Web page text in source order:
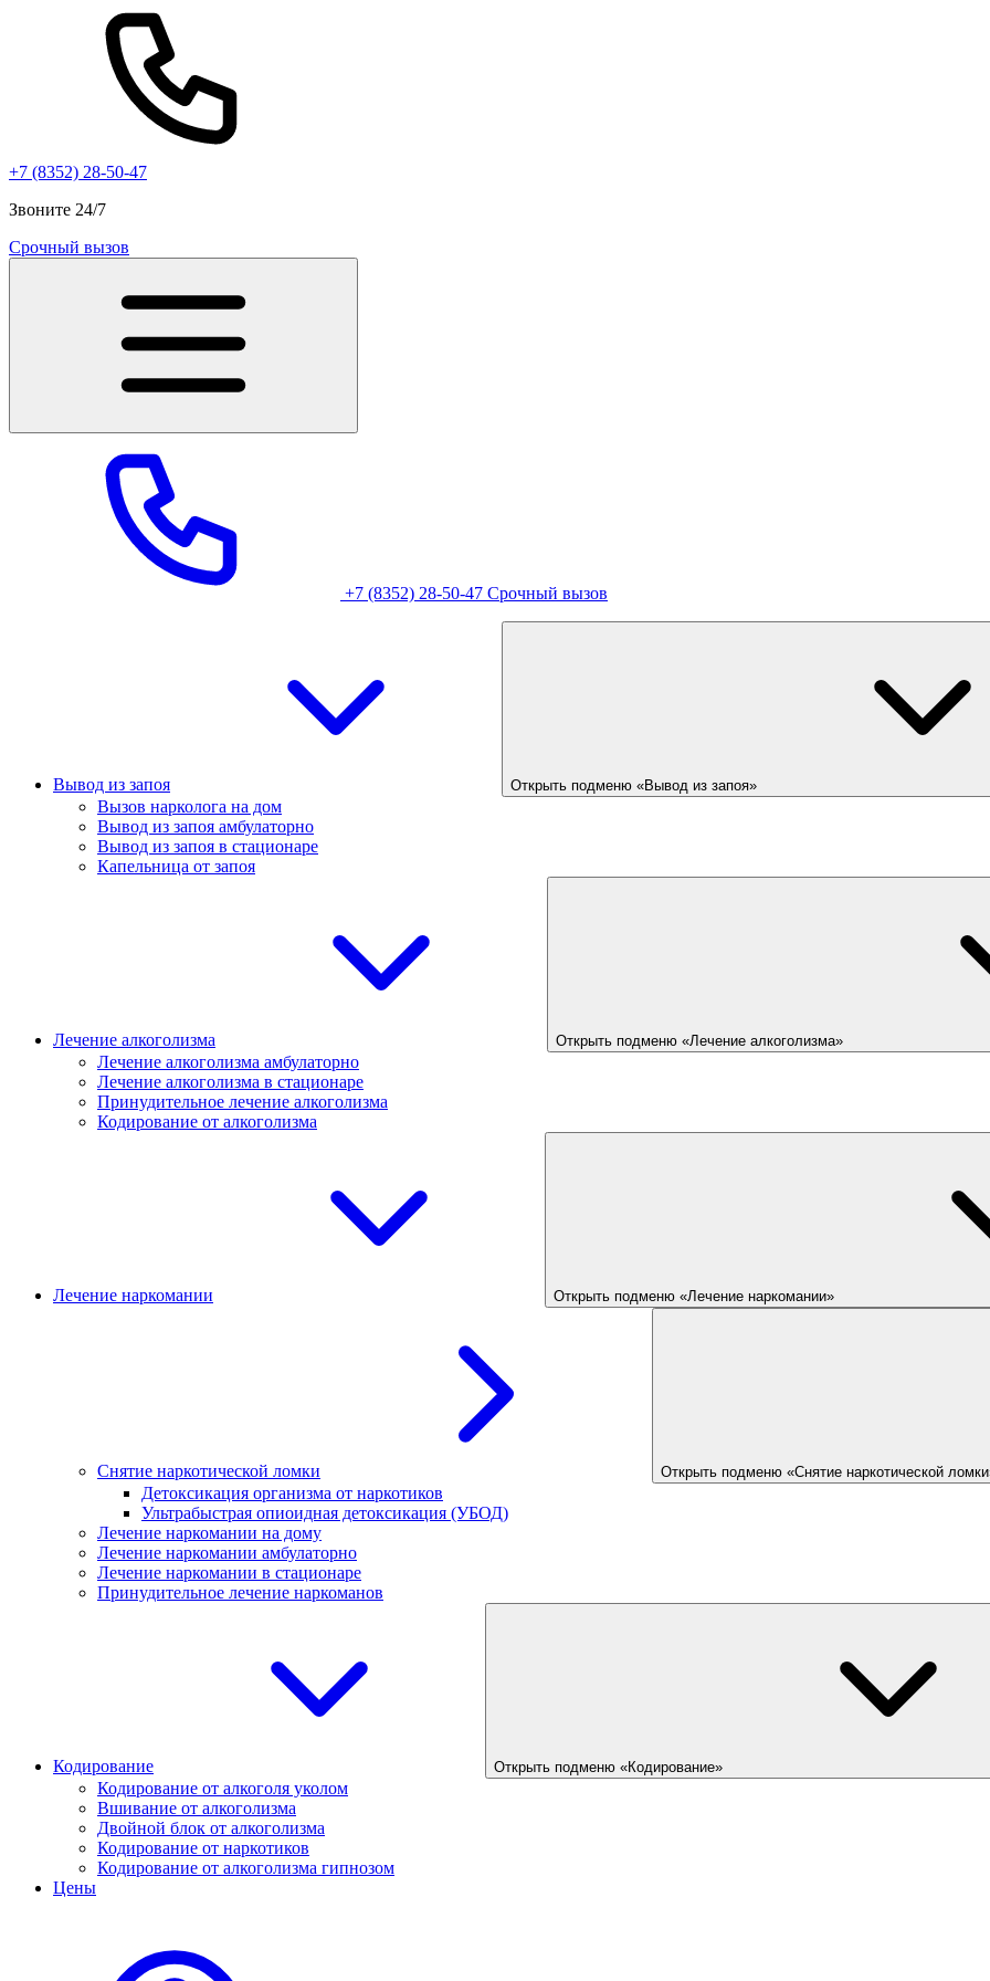
+7 (8352) 28-50-47
Звоните 24/7
Срочный вызов
+7 (8352) 28-50-47 Срочный вызов
Вывод из запоя Открыть подменю «Вывод из запоя»
Вызов нарколога на дом
Вывод из запоя амбулаторно
Вывод из запоя в стационаре
Капельница от запоя
Лечение алкоголизма Открыть подменю «Лечение алкоголизма»
Лечение алкоголизма амбулаторно
Лечение алкоголизма в стационаре
Принудительное лечение алкоголизма
Кодирование от алкоголизма
Лечение наркомании Открыть подменю «Лечение наркомании»
Снятие наркотической ломки Открыть подменю «Снятие наркотической
Детоксикация организма от наркотиков
Ультрабыстрая опиоидная детоксикация (УБОД)
Лечение наркомании на дому
Лечение наркомании амбулаторно
Лечение наркомании в стационаре
Принудительное лечение наркоманов
Кодирование Открыть подменю «Кодирование»
Кодирование от алкоголя уколом
Вшивание от алкоголизма
Двойной блок от алкоголизма
Кодирование от наркотиков
Кодирование от алкоголизма гипнозом
Цены